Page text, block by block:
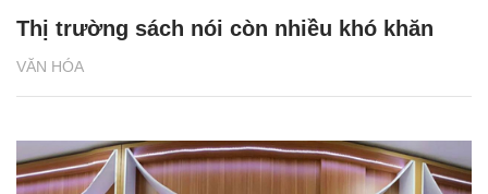
VĂN HÓA
Thị trường sách nói còn nhiều khó khăn